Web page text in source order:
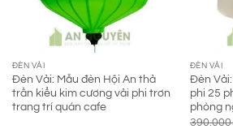
ĐÈN VẢI
Đèn Vải: Mẫu đèn Hội An thả
trần kiểu kim cương vải phi trơn
trang trí quán cafe
ĐÈN VẢI
Đèn
phi 25
phòng
390.000